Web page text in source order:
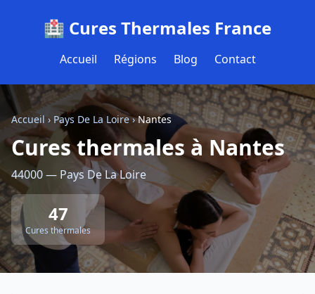
🏥 Cures Thermales France
Accueil Régions Blog Contact
Accueil› Pays De La Loire›Nantes
Cures thermales à Nantes
44000 — Pays De La Loire
47
Cures thermales